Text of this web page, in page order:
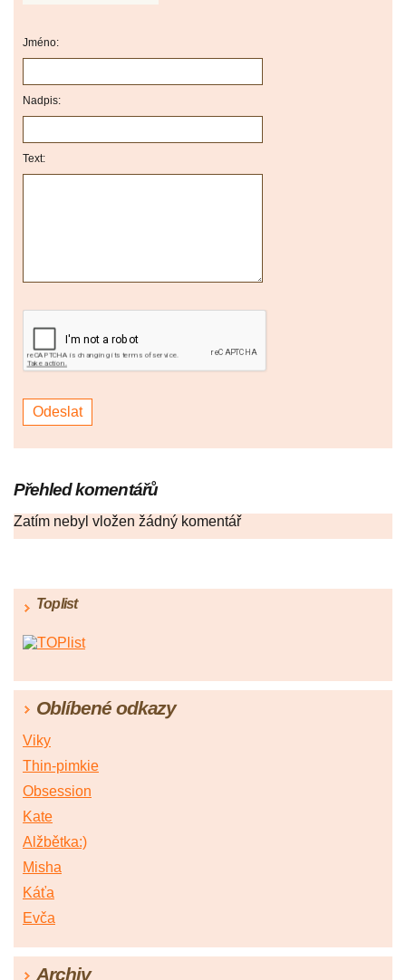
Jméno:
Nadpis:
Text:
Přehled komentářů
Zatím nebyl vložen žádný komentář
Toplist
Oblíbené odkazy
Viky
Thin-pimkie
Obsession
Kate
Alžbětka:)
Misha
Káťa
Evča
Archiv